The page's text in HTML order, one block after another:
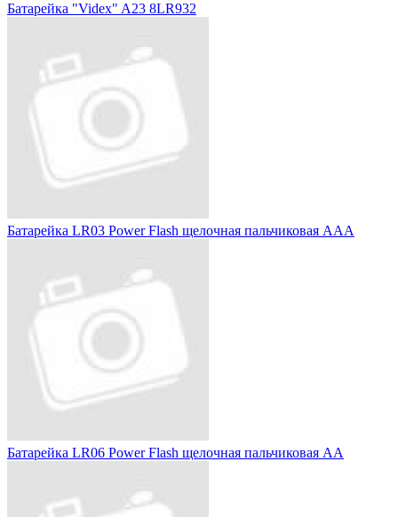
Батарейка "Videx" A23 8LR932
Батарейка LR03 Power Flash щелочная пальчиковая ААА
Батарейка LR06 Power Flash щелочная пальчиковая АА